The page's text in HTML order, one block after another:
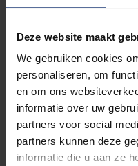
Deze website maakt
We gebruiken cookies
personaliseren, om
en om ons
informatie over uw
partners voor social
partners kunnen deze
informatie die u aan ze
het herschrijven van
aankaart inDisgrace,
ontstond. Hij is ook
bekommernissen om
dieren. Het verbaast
geëngageerd schrijver
openbaar debat.
zijn komst.”